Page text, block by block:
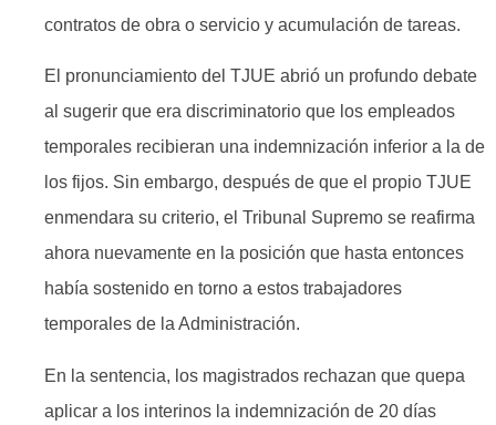
contratos de obra o servicio y acumulación de tareas.
El pronunciamiento del TJUE abrió un profundo debate
al sugerir que era discriminatorio que los empleados
temporales recibieran una indemnización inferior a la de
los fijos. Sin embargo, después de que el propio TJUE
enmendara su criterio, el Tribunal Supremo se reafirma
ahora nuevamente en la posición que hasta entonces
había sostenido en torno a estos trabajadores
temporales de la Administración.
En la sentencia, los magistrados rechazan que quepa
aplicar a los interinos la indemnización de 20 días